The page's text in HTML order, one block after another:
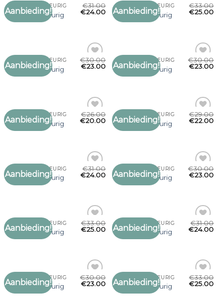
Aanbieding!
Toevoegen
SJAAL GOUDKLEURIG
sjaal goudkleurig
€31.00
€24.00 Aanbieding!
Toevoegen
SJAAL GOUDKLEURIG
sjaal goudkleurig
€33.00
€25.00
Aanbieding!
Toevoegen
SJAAL GOUDKLEURIG
sjaal goudkleurig
€30.00
€23.00 Aanbieding!
Toevoegen
SJAAL GOUDKLEURIG
sjaal goudkleurig
€30.00
€23.00
Aanbieding!
Toevoegen
SJAAL GOUDKLEURIG
sjaal goudkleurig
€26.00
€20.00 Aanbieding!
Toevoegen
SJAAL GOUDKLEURIG
sjaal goudkleurig
€29.00
€22.00
Aanbieding!
Toevoegen
SJAAL GOUDKLEURIG
sjaal goudkleurig
€31.00
€24.00 Aanbieding!
Toevoegen
SJAAL GOUDKLEURIG
sjaal goudkleurig
€30.00
€23.00
Aanbieding!
Toevoegen
SJAAL GOUDKLEURIG
sjaal goudkleurig
€33.00
€25.00 Aanbieding!
Toevoegen
SJAAL GOUDKLEURIG
sjaal goudkleurig
€31.00
€24.00
Aanbieding!
Toevoegen
SJAAL GOUDKLEURIG
sjaal goudkleurig
€30.00
€23.00 Aanbieding!
Toevoegen
SJAAL GOUDKLEURIG
sjaal goudkleurig
€33.00
€25.00